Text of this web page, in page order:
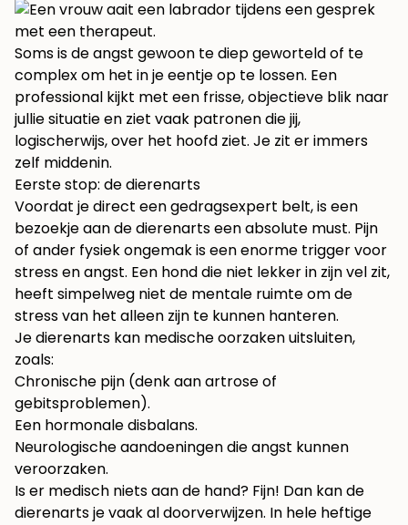
Soms is de angst gewoon te diep geworteld of te
complex om het in je eentje op te lossen. Een
professional kijkt met een frisse, objectieve blik naar
jullie situatie en ziet vaak patronen die jij,
logischerwijs, over het hoofd ziet. Je zit er immers
zelf middenin.
Eerste stop: de dierenarts
Voordat je direct een gedragsexpert belt, is een
bezoekje aan de dierenarts een absolute must. Pijn
of ander fysiek ongemak is een enorme trigger voor
stress en angst. Een hond die niet lekker in zijn vel zit,
heeft simpelweg niet de mentale ruimte om de
stress van het alleen zijn te kunnen hanteren.
Je dierenarts kan medische oorzaken uitsluiten,
zoals:
Chronische pijn (denk aan artrose of
gebitsproblemen).
Een hormonale disbalans.
Neurologische aandoeningen die angst kunnen
veroorzaken.
Is er medisch niets aan de hand? Fijn! Dan kan de
dierenarts je vaak al doorverwijzen. In hele heftige